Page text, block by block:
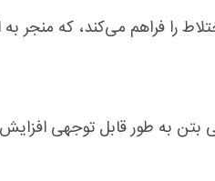
را فراهم می‌کند، که
به طور قابل توجهی